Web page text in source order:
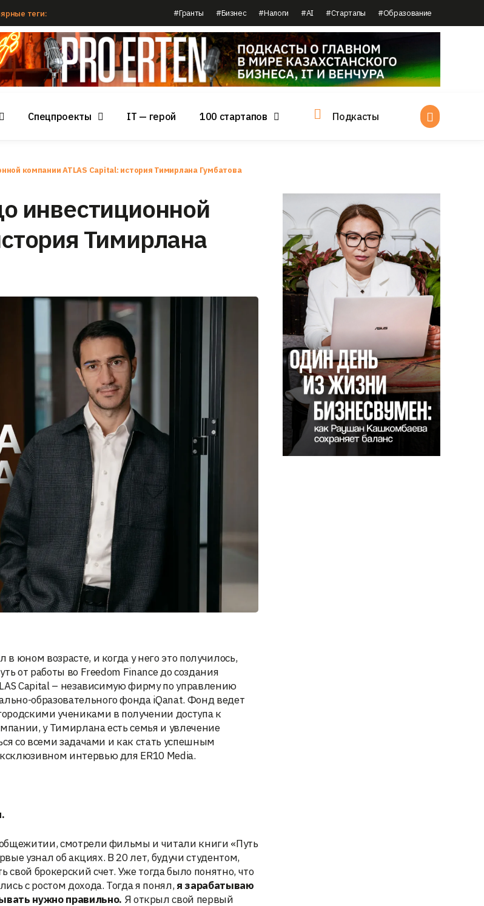
теги: #Гранты #Бизнес #Налоги #AI #Стартапы #Образование
Спецпроекты IT — герой 100 стартапов Подкасты
компании ATLAS Capital: история Тимирлана Гумбатова
инвестиционной
Тимирлана
юном возрасте, и когда у него это получилось,
от работы во Freedom Finance до создания
Capital – независимую фирму по управлению
образовательного фонда iQanat. Фонд ведет
учениками в получении доступа к
у Тимирлана есть семья и увлечение
со всеми задачами и как стать успешным
интервью для ER10 Media.
смотрели фильмы и читали книги «Путь
узнал об акциях. В 20 лет, будучи студентом,
брокерский счет. Уже тогда было понятно, что
с ростом дохода. Тогда я понял, я зарабатываю
нужно правильно. Я открыл свой первый